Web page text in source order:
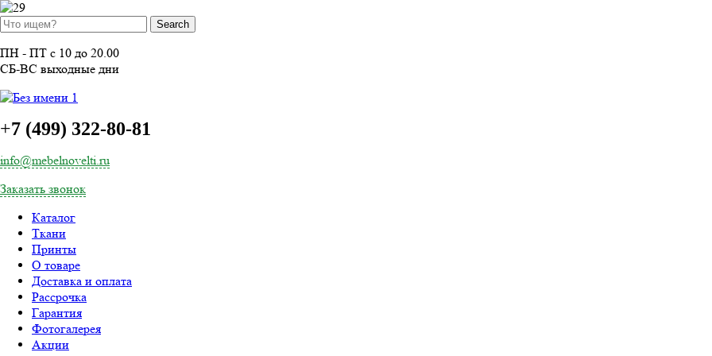
ПН - ПТ с 10 до 20.00
СБ-ВС выходные дни
+7 (499) 322-80-81
info@mebelnovelti.ru
Заказать звонок
Каталог
Ткани
Принты
О товаре
Доставка и оплата
Рассрочка
Гарантия
Фотогалерея
Акции